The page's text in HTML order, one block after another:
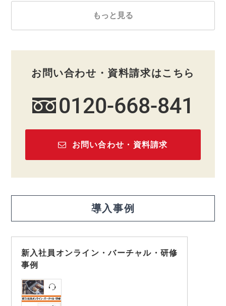
もっと見る
お問い合わせ・資料請求はこちら
0120-668-841
お問い合わせ・資料請求
導入事例
新入社員オンライン・バーチャル・研修
事例